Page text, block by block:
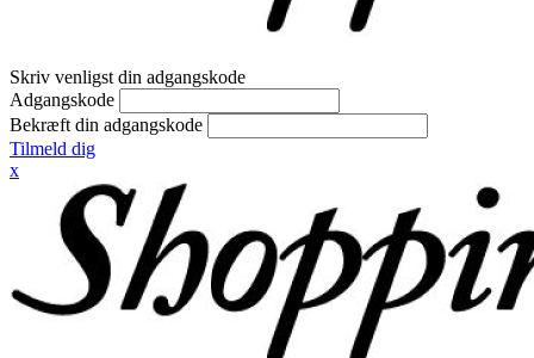
Skriv venligst din adgangskode
Adgangskode
Bekræft din adgangskode
Tilmeld dig
x